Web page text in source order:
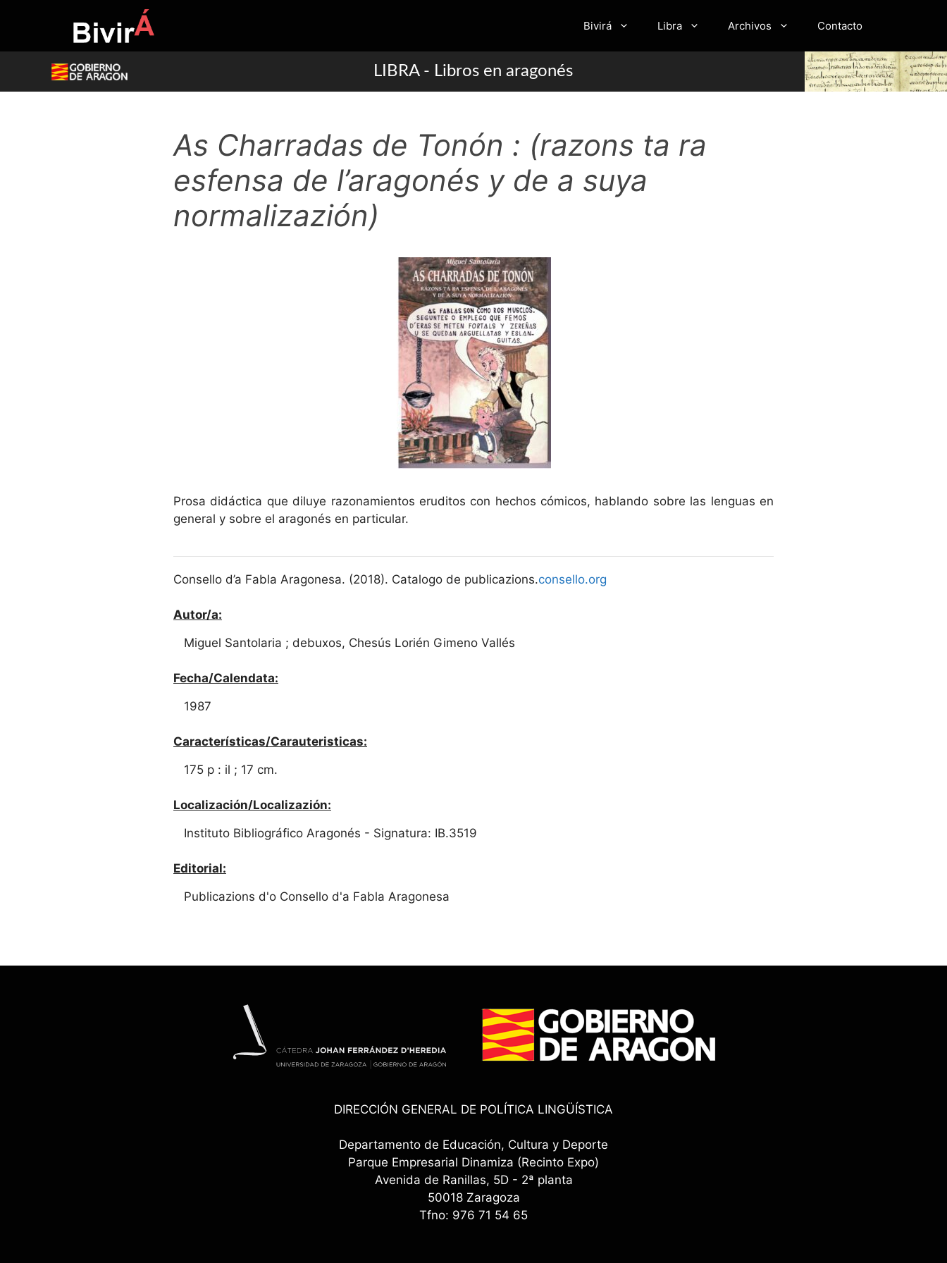
Bivirá Libra Archivos Contacto
LIBRA - Libros en aragonés
As Charradas de Tonón : (razons ta ra
esfensa de l’aragonés y de a suya
normalizazión)
Prosa didáctica que diluye razonamientos eruditos con hechos cómicos, hablando sobre las lenguas en
general y sobre el aragonés en particular.
Consello d’a Fabla Aragonesa. (2018). Catalogo de publicazions.consello.org
Autor/a:
Miguel Santolaria ; debuxos, Chesús Lorién Gimeno Vallés
Fecha/Calendata:
1987
Características/Carauteristicas:
175 p : il ; 17 cm.
Localización/Localizazión:
Instituto Bibliográfico Aragonés - Signatura: IB.3519
Editorial:
Publicazions d'o Consello d'a Fabla Aragonesa
DIRECCIÓN GENERAL DE POLÍTICA LINGÜÍSTICA
Departamento de Educación, Cultura y Deporte
Parque Empresarial Dinamiza (Recinto Expo)
Avenida de Ranillas, 5D - 2ª planta
50018 Zaragoza
Tfno: 976 71 54 65